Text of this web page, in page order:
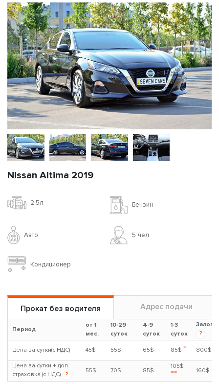
Nissan Altima 2019
2.5л Бензин
Авто 5 чел
Кондиционер
Прокат без водителя Адрес подачи
Период
от 1
мес.
10-29
суток
4-9
суток
1-3
суток
Залог
?
Цена за сутки(с НДС) 45$ 55$ 65$ 85$ * 800$
Цена за сутки + доп.
страховка (с НДС)
?
55$ 70$ 85$
105$
** 160$